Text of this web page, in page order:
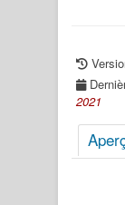
2021